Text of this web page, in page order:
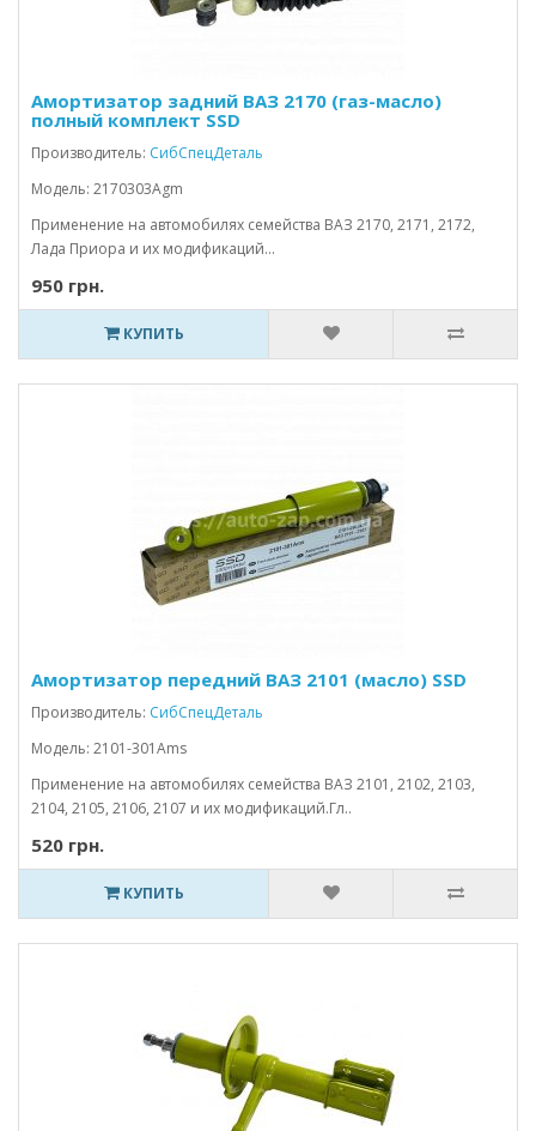
Амортизатор задний ВАЗ 2170 (газ-масло)
полный комплект SSD
Производитель: СибСпецДеталь
Модель: 2170303Agm
Применение на автомобилях семейства ВАЗ 2170, 2171, 2172,
Лада Приора и их модификаций...
950 грн.
КУПИТЬ
Амортизатор передний ВАЗ 2101 (масло) SSD
Производитель: СибСпецДеталь
Модель: 2101-301Ams
Применение на автомобилях семейства ВАЗ 2101, 2102, 2103,
2104, 2105, 2106, 2107 и их модификаций.Гл..
520 грн.
КУПИТЬ